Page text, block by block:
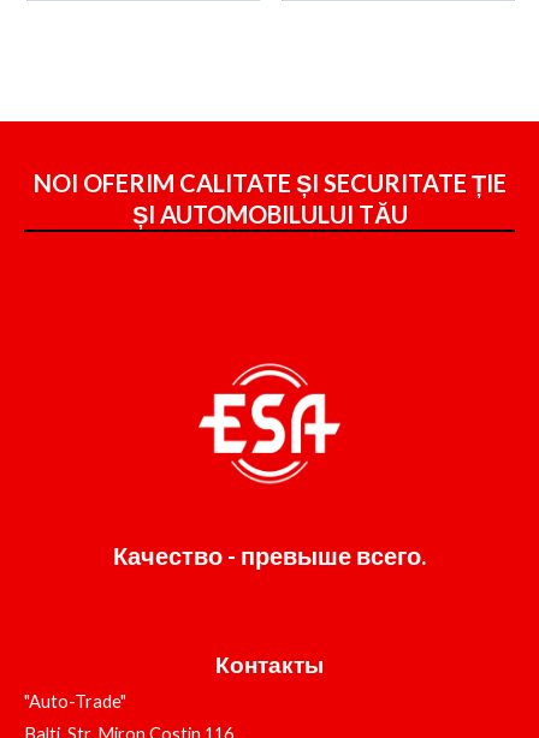
NOI OFERIM CALITATE ȘI SECURITATE ȚIE
ȘI AUTOMOBILULUI TĂU
Качество - превыше всего.
Контакты
"Auto-Trade"